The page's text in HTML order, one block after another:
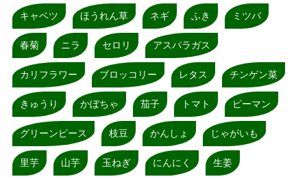
キャベツ ほうれん草 ネギ ふき ミツバ
春菊 ニラ セロリ アスパラガス
カリフラワー ブロッコリー レタス チンゲン菜
きゅうり かぼちゃ 茄子 トマト ピーマン
グリーンピース 枝豆 かんしょ じゃがいも
里芋 山芋 玉ねぎ にんにく 生姜